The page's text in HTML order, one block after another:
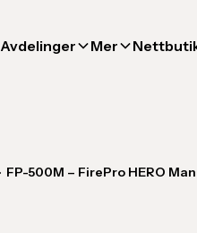
Avdelinger Mer
FP-500M – FirePro HERO